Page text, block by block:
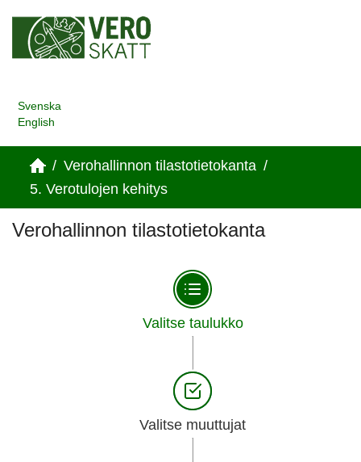
Svenska
English
/ Verohallinnon tilastotietokanta /
5. Verotulojen kehitys
Verohallinnon tilastotietokanta
Valitse taulukko
Valitse muuttujat